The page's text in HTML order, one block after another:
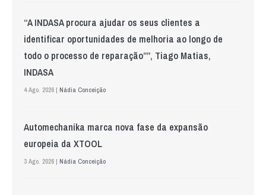
“A INDASA procura ajudar os seus clientes a
identificar oportunidades de melhoria ao longo de
todo o processo de reparação””, Tiago Matias,
INDASA
4 Ago. 2026 | Nádia Conceição
Automechanika marca nova fase da expansão
europeia da XTOOL
3 Ago. 2026 | Nádia Conceição